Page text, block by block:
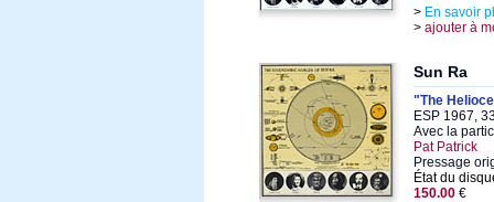
> En savoir
> ajouter à
Sun Ra
"The
ESP 1967,
Avec la
Pat Patrick
Pressage
État du
150.00 €